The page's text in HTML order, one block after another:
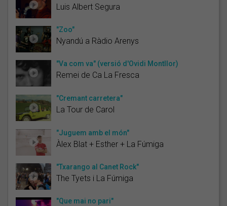
Luis Albert Segura
"Zoo"
Nyandú a Ràdio Arenys
"Va com va" (versió d'Ovidi Montllor)
Remei de Ca La Fresca
"Cremant carretera"
La Tour de Carol
"Juguem amb el món"
Àlex Blat + Esther + La Fúmiga
"Txarango al Canet Rock"
The Tyets i La Fúmiga
"Que mai no pari"